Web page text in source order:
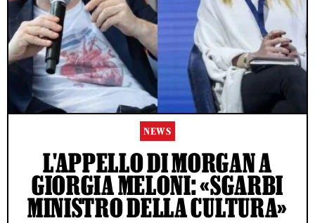
NEWS
L'APPELLO DI MORGAN A
GIORGIA MELONI: «SGARBI
MINISTRO DELLA CULTURA»